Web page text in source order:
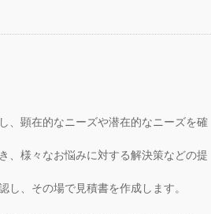
、顕在的なニーズや潜在的なニーズを確
、様々なお悩みに対する解決策などの提
、その場で見積書を作成します。